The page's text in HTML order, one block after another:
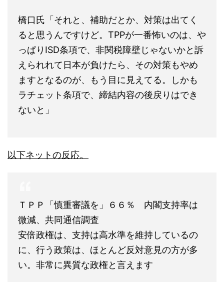
橋口氏「それと、補助だとか、対策は出てく
ると思うんですけど。TPPが一番怖いのは、や
っぱりISD条項で、非関税障壁じゃないかと訴
えられれて日本が負けたら、その対策もやめ
ますとなるのが、もう目に見えてる。しかも
ラチェット条項で、締結内容の後戻りはでき
ないと」
以下ネットの反応。
ＴＰＰ「慎重審議を」６６％ 内閣支持率は
微減、共同通信調査
安倍政権は、支持は高水準を維持しているの
に、行う政策は、ほとんど反対意見の方が多
い。非常に異質な政権と言えます